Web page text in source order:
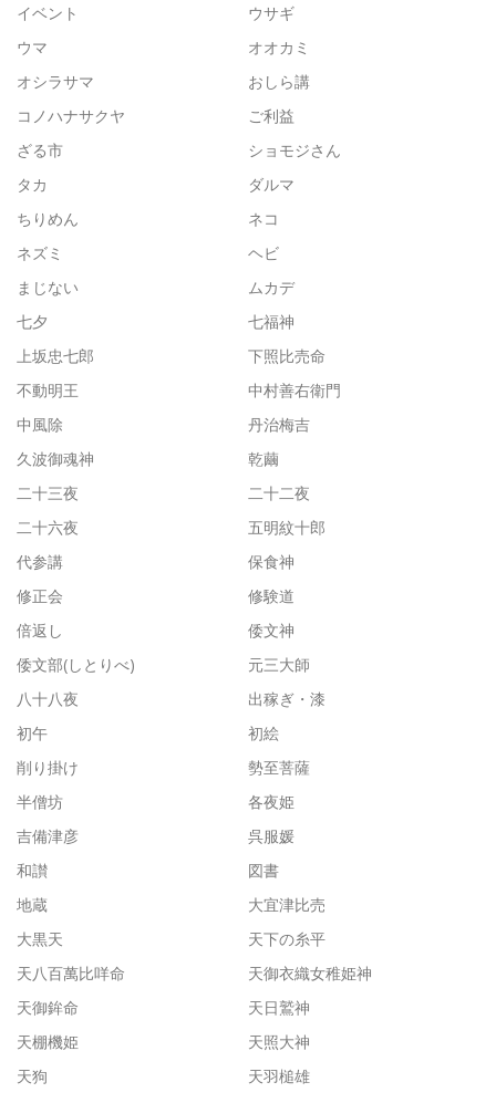
イベント
ウサギ
ウマ
オオカミ
オシラサマ
おしら講
コノハナサクヤ
ご利益
ざる市
ショモジさん
タカ
ダルマ
ちりめん
ネコ
ネズミ
ヘビ
まじない
ムカデ
七夕
七福神
上坂忠七郎
下照比売命
不動明王
中村善右衛門
中風除
丹治梅吉
久波御魂神
乾繭
二十三夜
二十二夜
二十六夜
五明紋十郎
代参講
保食神
修正会
修験道
倍返し
倭文神
倭文部(しとりべ)
元三大師
八十八夜
出稼ぎ・漆
初午
初絵
削り掛け
勢至菩薩
半僧坊
各夜姫
吉備津彦
呉服媛
和讃
図書
地蔵
大宜津比売
大黒天
天下の糸平
天八百萬比咩命
天御衣織女稚姫神
天御鉾命
天日鷲神
天棚機姫
天照大神
天狗
天羽槌雄